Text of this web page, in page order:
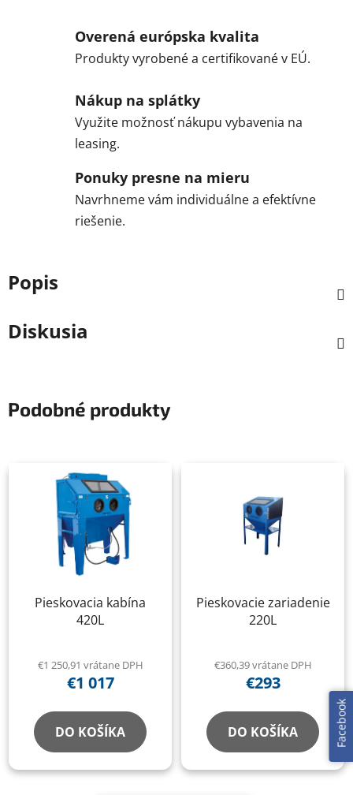
Overená európska kvalita
Produkty vyrobené a certifikované v EÚ.
Nákup na splátky
Využite možnosť nákupu vybavenia na
leasing.
Ponuky presne na mieru
Navrhneme vám individuálne a efektívne
riešenie.
Popis
Diskusia
Podobné produkty
Pieskovacia kabína
420L
€1 250,91 vrátane DPH
€1 017
DO KOŠÍKA
Pieskovacie zariadenie
220L
€360,39 vrátane DPH
€293
DO KOŠÍKA Facebook